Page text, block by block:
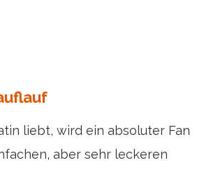
liebt, wird ein absoluter Fan
aber sehr leckeren